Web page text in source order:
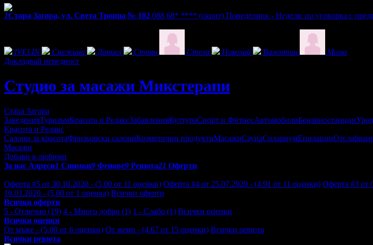
1Стара Загора, ул. Света Троица № 182 088 68* **** (скрит) Понеделник - Неделя: по уговорка с
IVELIN Снежина Даниел Стоян Стела Николай Валентин
Мима
Докладвай нередност
Студио за масажи Микстерапи
Стара Загора
ЗаведенияТуризъмКрасота и РелаксЗабавленияКултураСпорт и ФитнесАвтомобилиБензиностанции
Красота и Релакс
Салони за красотаФризьорски салониКозметични продуктиМасажиСаунаСолариумЕпилации
Масажи
Добави в любими
За нас Адреси1 Снимки9 Фенове9 Ревюта21 Оферти
Оферта #5 от 30.10.2020 - (5.00 от 11 оценки) Оферта #4 от 25.07.2020 - (4.91 от 11 оценки) Оферта #3 от
10.03.2020 - (5.00 от 1 оценка) Всички оферти
Всички оферти
5 - Отлично (19) 4 - Много добро (1) 1 - Слабо (1) Всички оценки
Всички оценки
От мъже - (5.00 от 6 оценки) От жени - (4.67 от 15 оценки) Всички ревюта
Всички ревюта